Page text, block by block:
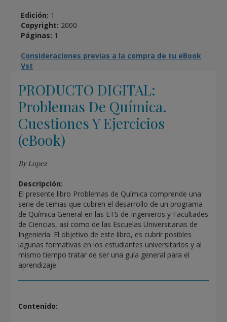
Edición: 1
Copyright: 2000
Páginas: 1
Consideraciones previas a la compra de tu eBook
Vst
PRODUCTO DIGITAL:
Problemas De Química.
Cuestiones Y Ejercicios
(eBook)
By Lopez
Descripción:
El presente libro Problemas de Química comprende una
serie de temas que cubren el desarrollo de un programa
de Química General en las ETS de Ingenieros y Facultades
de Ciencias, así como de las Escuelas Universitarias de
Ingeniería. El objetivo de este libro, es cubrir posibles
lagunas formativas en los estudiantes universitarios y al
mismo tiempo tratar de ser una guía general para el
aprendizaje.
Contenido: